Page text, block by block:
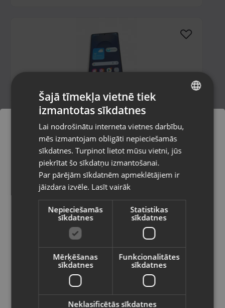
Samsung Galaxy S25 Ultra (SM-S938)
256GB 12GB RAM
Talsi, Kr. Valdemāra iela 8
Stāvoklis Mazlietots (Garantija 12 mēneši)
700.00€
€ /mēn.
Samsung Galaxy A52 5G A526B 128GB
Pasūtījumi tiks piegādāti uz
izvēlēto valsti
Vietnes saturs būs attēlots izvēlētajā
valodā
Valsts
Latviešu / Latvian
RUSSIAN
Šajā tīmekļa vietnē tiek
izmantotas sīkdatnes
Lai nodrošinātu interneta vietnes darbību,
mēs izmantojam obligāti nepieciešamās
sīkdatnes. Turpinot lietot mūsu vietni, jūs
piekrītat šo sīkdatņu izmantošanai.
Par pārējām sīkdatnēm apmeklētājiem ir
jāizdara izvēle. Lasīt vairāk
Nepieciešamās
sīkdatnes
Statistikas
sīkdatnes
Mērķēšanas
sīkdatnes
Funkcionalitātes
sīkdatnes
Neklasificētās sīkdatnes